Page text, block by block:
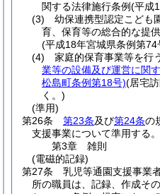
関する法律施行条例(平成
(3)
幼保連携型認定こど
育、保育等の総合的な提
(平成18年宮城県条例第74
(4)
家庭的保育事業等を行
業等の設備及び運営に関
松島町条例第18号)(居宅
く。)
(準用)
第26条
第23条及び第24条の
支援事業について準用する。
第3章
雑則
(電磁的記録)
第27条
乳児等通園支援事業
所の職員は、記録、作成そ